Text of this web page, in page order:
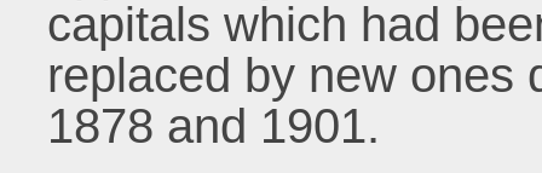
capitals which had
replaced by new ones
1878 and 1901.